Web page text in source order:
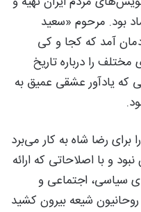
بود. مرحوم «سعید
آمد که کجا و کی
را درباره تاریخ
که یادآور عشقی عمیق به
برای رضا شاه به کار می‌برد
و با اصلاحاتی که ارائه
سیاسی، اجتماعی و
شیعه بیرون کشید